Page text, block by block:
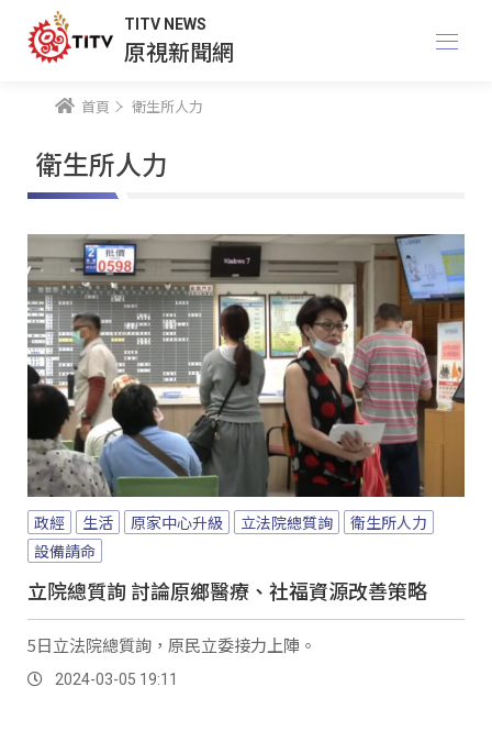
TITV NEWS
原視新聞網
首頁 衛生所人力
衛生所人力
政經 生活 原家中心升級 立法院總質詢
衛生所人力
設備請命
立院總質詢 討論原鄉醫療、社福資源改善策略
5日立法院總質詢，原民立委接力上陣。
2024-03-05 19:11